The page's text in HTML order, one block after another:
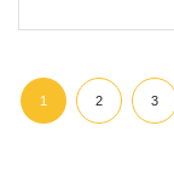
1 2 3